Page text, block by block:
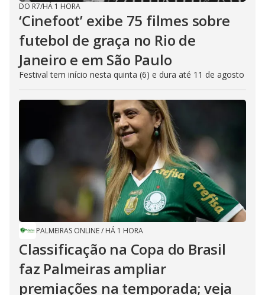
DO R7/HÁ 1 HORA
‘Cinefoot’ exibe 75 filmes sobre
futebol de graça no Rio de
Janeiro e em São Paulo
Festival tem início nesta quinta (6) e dura até 11 de agosto
PALMEIRAS ONLINE/ HÁ 1 HORA
Classificação na Copa do Brasil
faz Palmeiras ampliar
premiações na temporada; veja